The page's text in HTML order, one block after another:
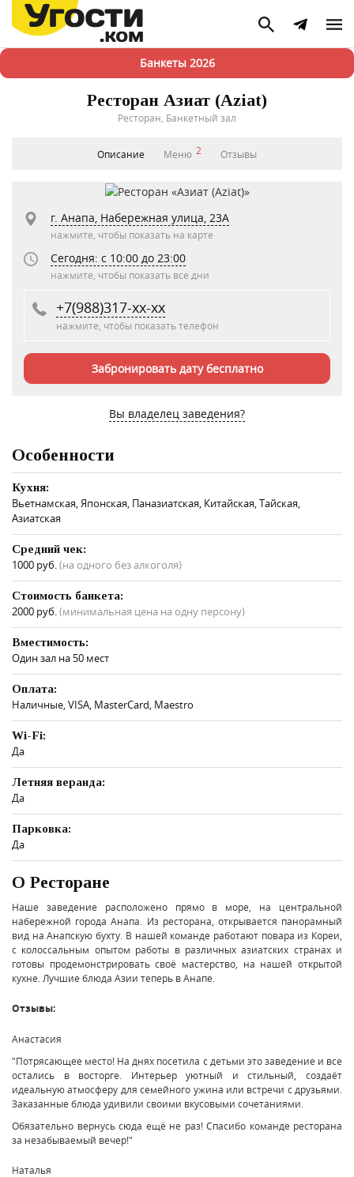
Банкеты 2026
Ресторан Азиат (Aziat)
Ресторан, Банкетный зал
Описание Меню 2 Отзывы
г. Анапа, Набережная улица, 23А
нажмите, чтобы показать на карте
Сегодня: c 10:00 до 23:00
нажмите, чтобы показать все дни
+7(988)317-xx-xx
нажмите, чтобы показать телефон
Забронировать дату бесплатно
Вы владелец заведения?
Особенности
Кухня:
​Вьетнамская, Японская, ​Паназиатская, Китайская, Тайская,
Азиатская
Средний чек:
1000 руб.(на одного без алкоголя)
Стоимость банкета:
2000 руб.(минимальная цена на одну персону)
Вместимость:
Один зал на 50 мест
Оплата:
Наличные, VISA, MasterCard, Maestro
Wi-Fi:
Да
Летняя веранда:
Да
Парковка:
Да
О Ресторане
Наше заведение расположено прямо в море, на центральной
набережной города Анапа. Из ресторана, открывается панорамный
вид на Анапскую бухту. В нашей команде работают повара из Кореи,
с колоссальным опытом работы в различных азиатских странах и
готовы продемонстрировать своё мастерство, на нашей открытой
кухне. Лучшие блюда Азии теперь в Анапе.
Отзывы:
Анастасия
"Потрясающее место! На днях посетила с детьми это заведение и все
остались в восторге. Интерьер уютный и стильный, создаёт
идеальную атмосферу для семейного ужина или встречи с друзьями.
Заказанные блюда удивили своими вкусовыми сочетаниями.
Обязательно вернусь сюда ещё не раз! Спасибо команде ресторана
за незабываемый вечер!"
Наталья